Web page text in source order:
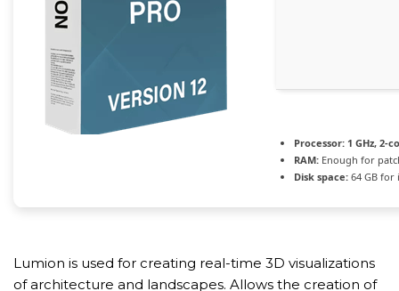
Processor: 1 GHz, 2-
RAM: Enough for
Disk space: 64 GB for
Lumion is used for creating real-time 3D visualizations
of architecture and landscapes. Allows the creation of